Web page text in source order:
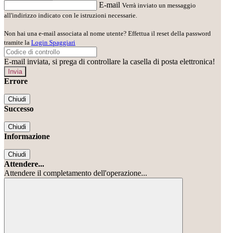
E-mail Verrà inviato un messaggio
all'indirizzo indicato con le istruzioni necessarie.
Non hai una e-mail associata al nome utente? Effettua il reset della password
tramite la Login Spaggiari
E-mail inviata, si prega di controllare la casella di posta elettronica!
Errore
Chiudi
Successo
Chiudi
Informazione
Chiudi
Attendere...
Attendere il completamento dell'operazione...